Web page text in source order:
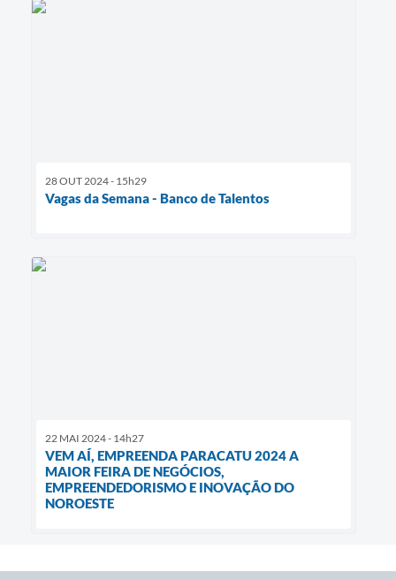
28 OUT 2024 - 15h29
Vagas da Semana - Banco de Talentos
22 MAI 2024 - 14h27
VEM AÍ, EMPREENDA PARACATU 2024 A
MAIOR FEIRA DE NEGÓCIOS,
EMPREENDEDORISMO E INOVAÇÃO DO
NOROESTE